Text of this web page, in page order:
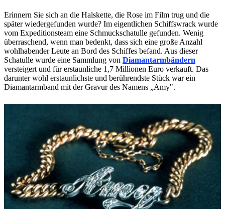
Erinnern Sie sich an die Halskette, die Rose im Film trug und die
später wiedergefunden wurde? Im eigentlichen Schiffswrack wurde
vom Expeditionsteam eine Schmuckschatulle gefunden. Wenig
überraschend, wenn man bedenkt, dass sich eine große Anzahl
wohlhabender Leute an Bord des Schiffes befand. Aus dieser
Schatulle wurde eine Sammlung von Diamantarmbändern
versteigert und für erstaunliche 1,7 Millionen Euro verkauft. Das
darunter wohl erstaunlichste und berührendste Stück war ein
Diamantarmband mit der Gravur des Namens „Amy".